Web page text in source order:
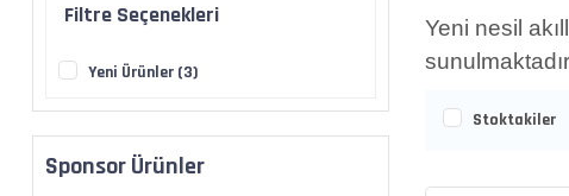
Filtre Seçenekleri
Yeni Ürünler (3)
Sponsor Ürünler
Yeni nesil
Stoktakiler